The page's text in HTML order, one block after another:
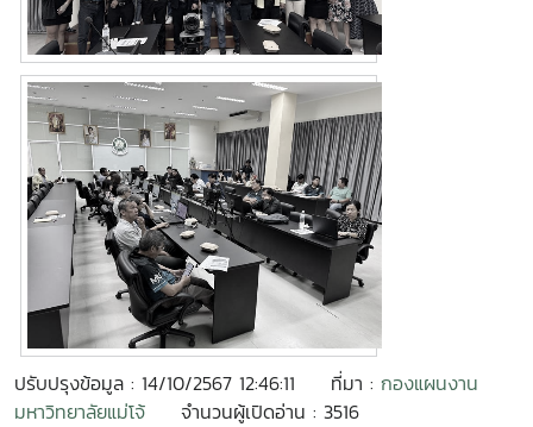
ปรับปรุงข้อมูล : 14/10/2567 12:46:11 ที่มา : กองแผนงาน
มหาวิทยาลัยแม่โจ้
จำนวนผู้เปิดอ่าน : 3516